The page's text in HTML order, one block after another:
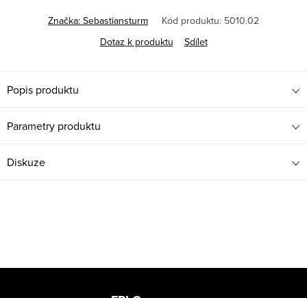
Značka: Sebastiansturm Kód produktu: 5010.02
Dotaz k produktu
Sdílet
Popis produktu
Parametry produktu
Diskuze